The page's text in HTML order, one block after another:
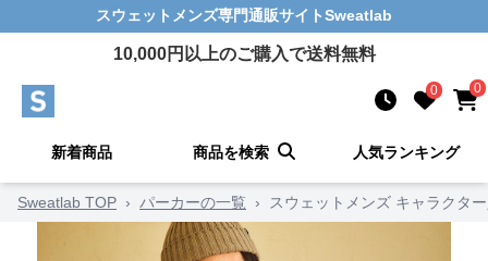
スウェットメンズ専門通販サイトSweatlab
10,000円以上のご購入で送料無料
0 0
新着商品 商品を検索 人気ランキング
Sweatlab TOP › パーカーの一覧 › スウェットメンズ キャラクタ